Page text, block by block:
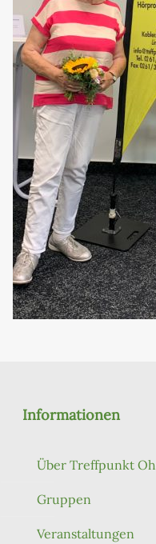
Informationen
Über Treffpunkt
Gruppen
Veranstaltungen